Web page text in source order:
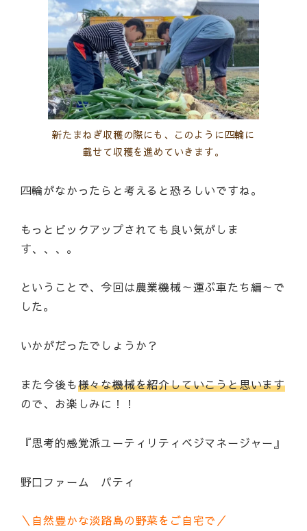
新たまねぎ収穫の際にも、このように四輪に
載せて収穫を進めていきます。
四輪がなかったらと考えると恐ろしいですね。
もっとピックアップされても良い気がしま
す、、、。
ということで、今回は農業機械～運ぶ車たち編～で
した。
いかがだったでしょうか？
また今後も様々な機械を紹介していこうと思います
ので、お楽しみに！！
『思考的感覚派ユーティリティベジマネージャー』
野口ファーム パティ
＼自然豊かな淡路島の野菜をご自宅で／